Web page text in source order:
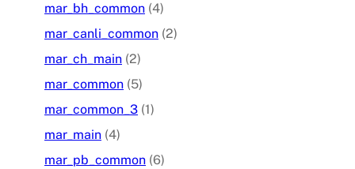
mar_bh_common (4)
mar_canli_common (2)
mar_ch_main (2)
mar_common (5)
mar_common_3 (1)
mar_main (4)
mar_pb_common (6)